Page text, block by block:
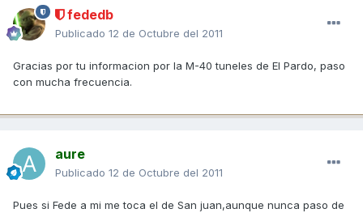
fededb
Publicado 12 de Octubre del 2011
Gracias por tu informacion por la M-40 tuneles de El Pardo, paso
con mucha frecuencia.
aure
Publicado 12 de Octubre del 2011
Pues si Fede a mi me toca el de San juan,aunque nunca paso de